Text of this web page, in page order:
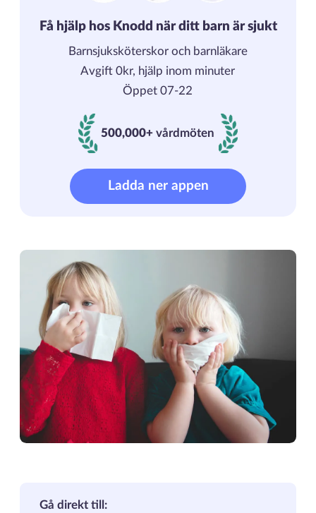
Få hjälp hos Knodd när ditt barn är sjukt
Barnsjuksköterskor och barnläkare
Avgift 0kr, hjälp inom minuter
Öppet 07-22
500000+ vårdmöten
500,000+ vårdmöten
Ladda ner appen
Gå direkt till: